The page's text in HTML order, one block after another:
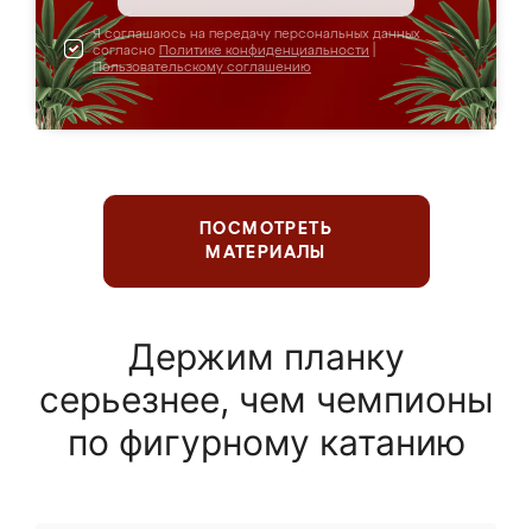
Я соглашаюсь на передачу персональных данных
согласно Политике конфиденциальности
Пользовательскому соглашению
ПОСМОТРЕТЬ
МАТЕРИАЛЫ
Держим планку
серьезнее, чем чемпионы
по фигурному катанию